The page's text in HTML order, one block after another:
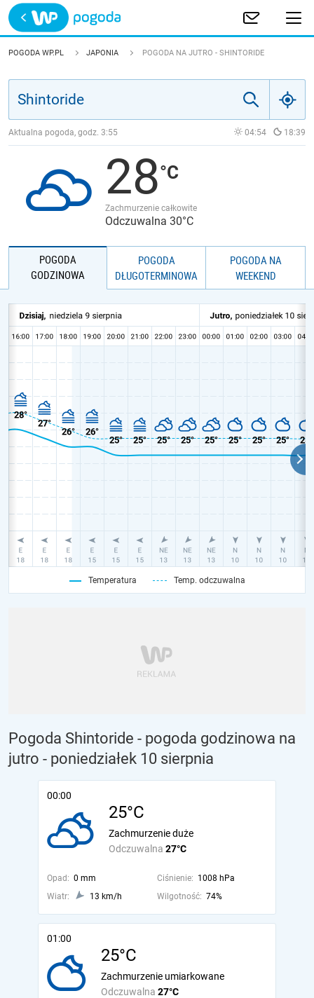
Trwa ładowanie
POLSKA
POGODA WP.PL JAPONIA POGODA NA JUTRO - SHINTORIDE
Aktualna pogoda, godz. 3:55 04:54 18:39
28
Zachmurzenie całkowite
Odczuwalna 30°C
POGODA
GODZINOWA
POGODA
DŁUGOTERMINOWA
POGODA NA
WEEKEND
Temperatura Temp. odczuwalna
Pogoda Shintoride - pogoda godzinowa na
jutro - poniedziałek 10 sierpnia
00:00
25°C
Odczuwalna 27°C
Zachmurzenie duże
Opad: 0 mm Ciśnienie: 1008 hPa
Wiatr:
13 km/h Wilgotność: 74%
01:00
25°C
Odczuwalna 27°C
Zachmurzenie umiarkowane